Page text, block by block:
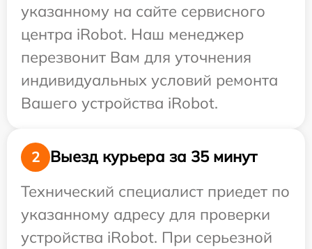
указанному на сайте сервисного
центра iRobot. Наш менеджер
перезвонит Вам для уточнения
индивидуальных условий ремонта
Вашего устройства iRobot.
2
Выезд курьера за 35 минут
Технический специалист приедет по
указанному адресу для проверки
устройства iRobot. При серьезной